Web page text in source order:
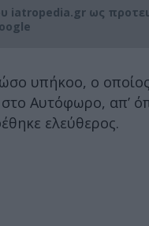
iatropedia.gr ως
υπήκοο, ο οποίος
Αυτόφωρο, απ’
ελεύθερος.